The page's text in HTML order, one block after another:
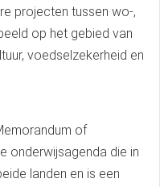
projecten tussen wo-,
op het gebied van
voedselzekerheid en
of
onderwijsagenda die in
landen en is een